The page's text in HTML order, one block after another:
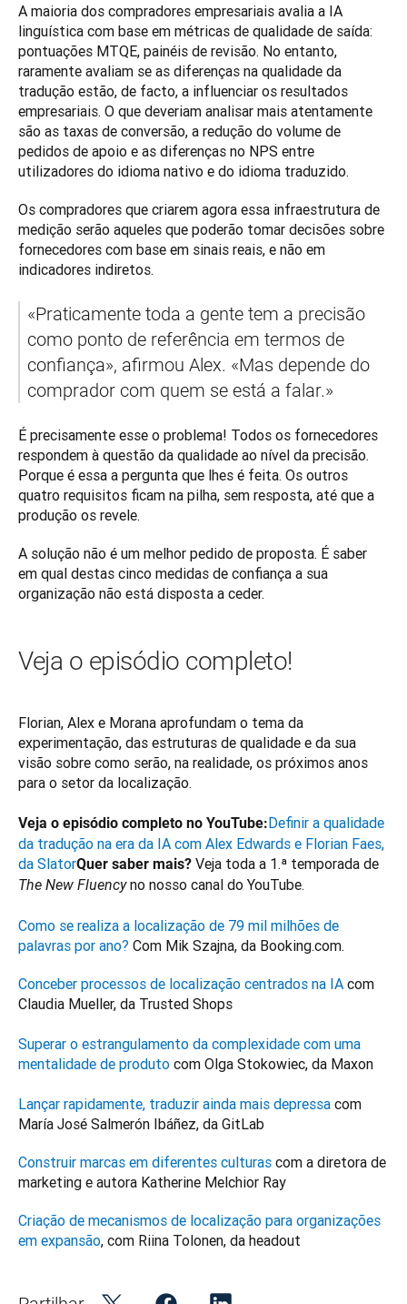
A maioria dos compradores empresariais avalia a IA
linguística com base em métricas de qualidade de saída:
pontuações MTQE, painéis de revisão. No entanto,
raramente avaliam se as diferenças na qualidade da
tradução estão, de facto, a influenciar os resultados
empresariais. O que deveriam analisar mais atentamente
são as taxas de conversão, a redução do volume de
pedidos de apoio e as diferenças no NPS entre
utilizadores do idioma nativo e do idioma traduzido.
Os compradores que criarem agora essa infraestrutura de
medição serão aqueles que poderão tomar decisões sobre
fornecedores com base em sinais reais, e não em
indicadores indiretos.
«Praticamente toda a gente tem a precisão
como ponto de referência em termos de
confiança», afirmou Alex. «Mas depende do
comprador com quem se está a falar.»
É precisamente esse o problema! Todos os fornecedores
respondem à questão da qualidade ao nível da precisão.
Porque é essa a pergunta que lhes é feita. Os outros
quatro requisitos ficam na pilha, sem resposta, até que a
produção os revele.
A solução não é um melhor pedido de proposta. É saber
em qual destas cinco medidas de confiança a sua
organização não está disposta a ceder.
Veja o episódio completo!
Florian, Alex e Morana aprofundam o tema da
experimentação, das estruturas de qualidade e da sua
visão sobre como serão, na realidade, os próximos anos
para o setor da localização.
Veja o episódio completo no YouTube:Definir a qualidade
da tradução na era da IA com Alex Edwards e Florian Faes,
da SlatorQuer saber mais?
The New Fluency no nosso canal do YouTube.
Como se realiza a localização de 79 mil milhões de
palavras por ano? Com Mik Szajna, da Booking.com.
Conceber processos de localização centrados na IA com
Superar o estrangulamento da complexidade com uma
mentalidade de produto
Lançar rapidamente, traduzir ainda mais depressa com
María José Salmerón Ibáñez, da GitLab
Construir marcas em diferentes culturas com a diretora de
marketing e autora Katherine Melchior Ray
Criação de mecanismos de localização para organizações
em expansão, com Riina Tolonen, da headout